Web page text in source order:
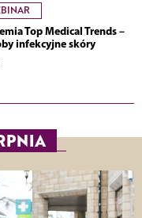
Top Medical Trends –
infekcyjne skóry